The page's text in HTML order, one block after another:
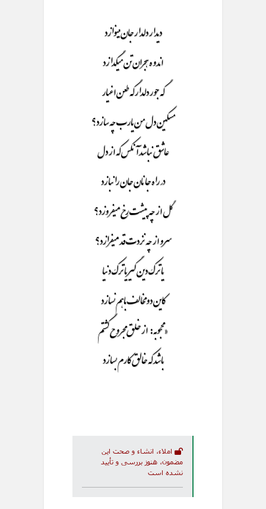
دیدار دلدار جان مینوازد
اندوه هجران تن میگدازد
گه جور دلدار گه طعن اغیار
مسکین دل من یارب چه سازد؟
عاشق نباشد آنکس که از دل
در راه جانان جان را نبازد
گل از چه پیشت رخ میفروزد؟
سرو از چه نزدت قد میفرازد؟
یا ترک دین گیر یا ترک دنیا
کاین دو مخالف باهم نسازد
«محجوبه: از خلق مجروح گشتم
باشد که خالق کارم بسازد
املاء، انشاء و صحت این
مضمون، هنوز بررسی و تأیید
نشده است